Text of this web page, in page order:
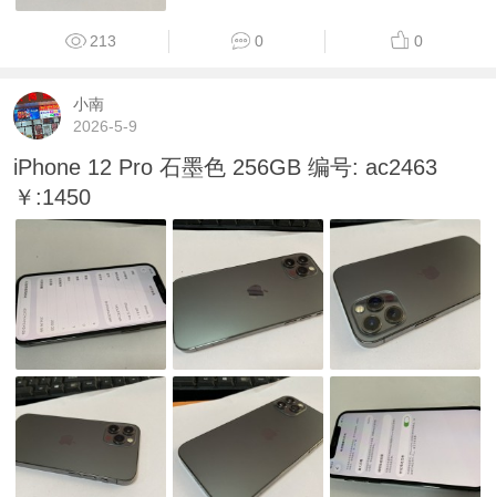
213 0 0
小南
2026-5-9
iPhone 12 Pro 石墨色 256GB 编号: ac2463
￥:1450